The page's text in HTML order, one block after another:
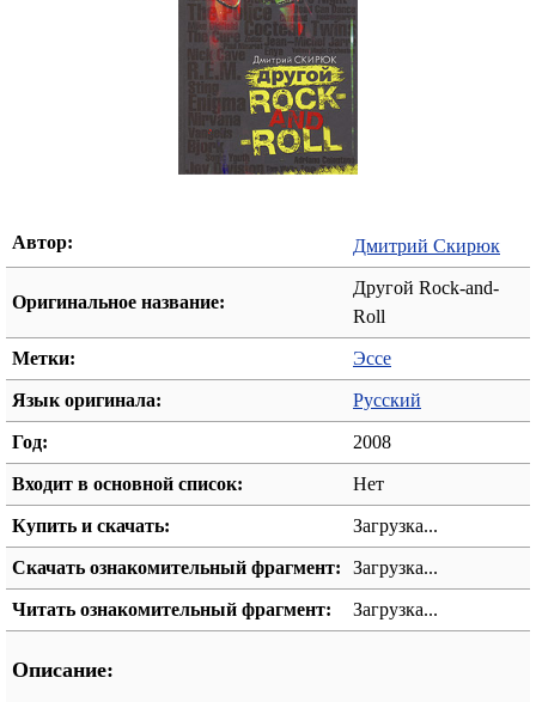
Автор: Дмитрий Скирюк
Оригинальное название:
Другой Rock-and-
Roll
Метки: Эссе
Язык оригинала: Русский
Год: 2008
Входит в основной список: Нет
Купить и скачать: Загрузка...
Скачать ознакомительный фрагмент: Загрузка...
Читать ознакомительный фрагмент: Загрузка...
Описание: